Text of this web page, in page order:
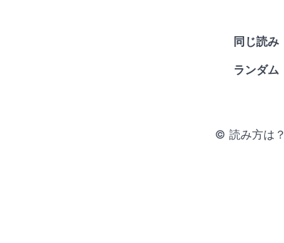
同じ読み
ランダム
© 読み方は？